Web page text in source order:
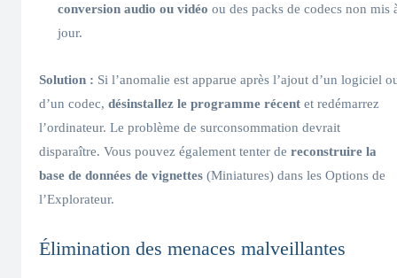
conversion audio ou vidéo ou des packs de codecs non mis
jour.
Solution : Si l’anomalie est apparue après l’ajout d’un logiciel
d’un codec, désinstallez le programme récent et redémarrez
l’ordinateur. Le problème de surconsommation devrait
disparaître. Vous pouvez également tenter de reconstruire la
base de données de vignettes (Miniatures) dans les Options de
l’Explorateur.
Élimination des menaces malveillantes